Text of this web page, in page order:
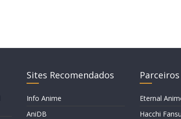
Sites Recomendados
Info Anime
AniDB
Parceiros
Eternal
Hacchi